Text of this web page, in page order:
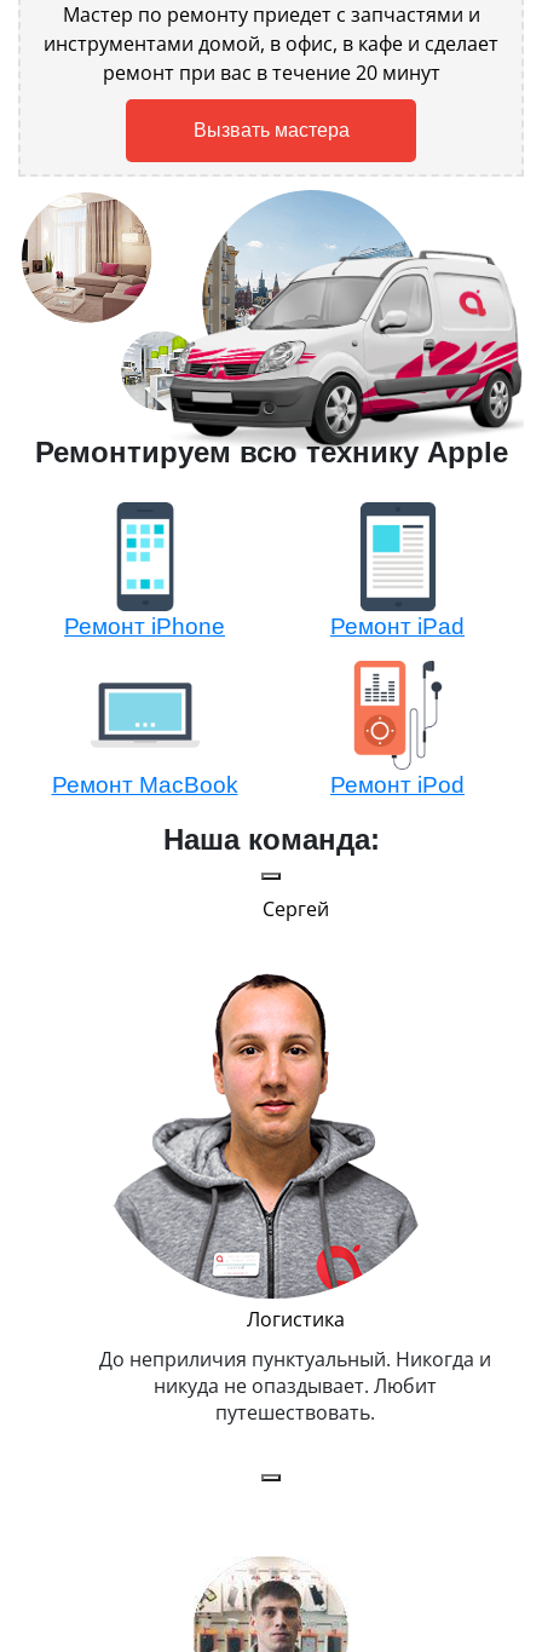
Мастер по ремонту приедет с запчастями и
инструментами домой, в офис, в кафе и сделает
ремонт при вас в течение 20 минут
Вызвать мастера
Ремонтируем всю технику Apple
Ремонт iPhone Ремонт iPad
Ремонт MacBook Ремонт iPod
Наша команда:
Сергей
Логистика
До неприличия пунктуальный. Никогда и
никуда не опаздывает. Любит
путешествовать.